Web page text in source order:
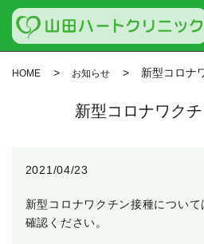
HOME お知らせ 新型コロナ
新型コロナワク
2021/04/23
新型コロナワクチン接種について
確認ください。